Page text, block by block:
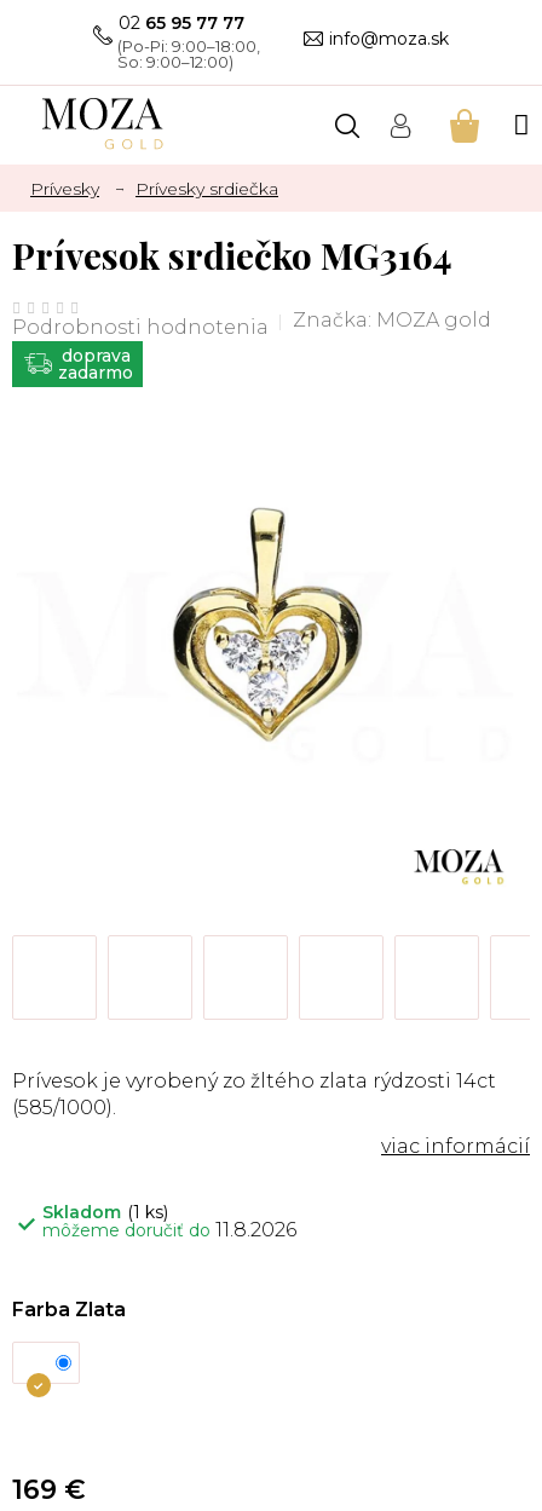
02 65 95 77 77
info@moza.sk
Prívesky Prívesky srdiečka
Prívesok srdiečko MG3164
Priemerné
hodnotenie
produktu
je
0,0
5
Podrobnosti hodnotenia Značka: MOZA gold
ZADARMO
Skladom (1 ks)
môžeme doručiť do 11.8.2026
Farba Zlata
Prívesok je vyrobený zo žltého zlata rýdzosti 14ct
(585/1000).
169 €